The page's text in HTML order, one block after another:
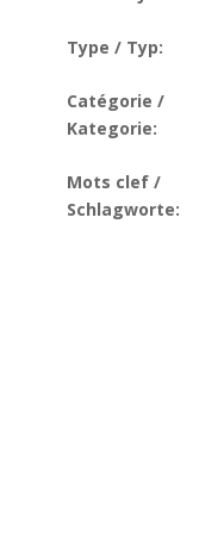
Type / Typ:
Catégorie /
Kategorie:
Mots clef /
Schlagworte: